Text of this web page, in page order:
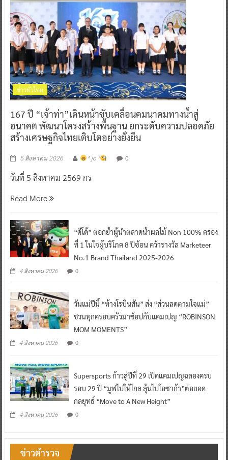
ข่าวทั่วไทย
167 ปี “เจ้าท่า”เดินหน้าขับเคลื่อนคมนาคมทางน้ำสู่
อนาคต พัฒนาโครงสร้างพื้นฐาน ยกระดับความปลอดภัย
สร้างเศรษฐกิจไทยเติบโตอย่างยั่งยืน
5 สิงหาคม 2026 ^ jo ^ 0
วันที่ 5 สิงหาคม 2569 กร
Read More
“ดีโด้” ตอกย้ำผู้นำตลาดน้ำผลไม้ Non 100% ครอง
ที่ 1 ในใจผู้บริโภค 8 ปีซ้อน คว้ารางวัล Marketeer
No.1 Brand Thailand 2025-2026
4 สิงหาคม 2026 0
วันแม่ปีนี้ “ห้างโรบินสัน” ส่ง “ส่วนลดตามใจแม่”
ชวนทุกครอบครัวมาช้อปกับแคมเปญ “ROBINSON
MOM MOMENTS”
4 สิงหาคม 2026 0
Supersports ก้าวสู่ปีที่ 29 เปิดแคมเปญฉลองครบ
รอบ 29 ปี “มูฟไปให้ไกล ลุ้นไปโอซาก้า”ต่อยอด
กลยุทธ์ “Move to A New Height”
4 สิงหาคม 2026 0
ข่าวตำรวจ